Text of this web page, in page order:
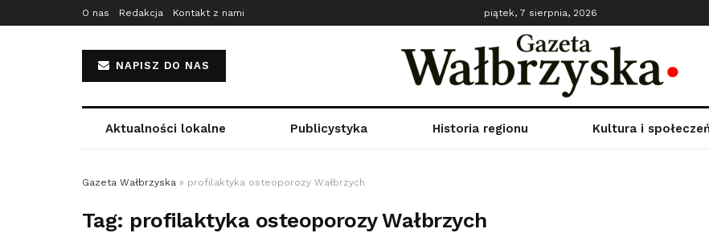
O nas Redakcja Kontakt z nami piątek, 7 sierpnia, 2026
NAPISZ DO NAS
Aktualności lokalne Publicystyka Historia regionu Kultura i
Gazeta Wałbrzyska » profilaktyka osteoporozy Wałbrzych
Tag: profilaktyka osteoporozy Wałbrzych